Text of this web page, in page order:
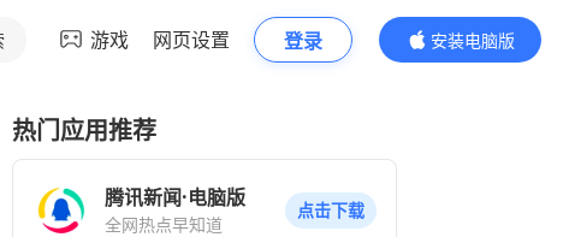
游戏 网页设置 登录
安装电脑版
内容更精彩
热门应用推荐
腾讯新闻·电脑版
全网热点早知道
点击下载